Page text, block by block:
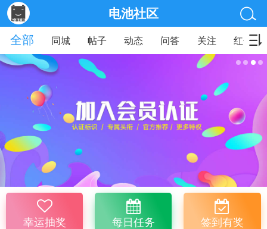
电池社区
全部
同城 帖子 动态 问答 关注 红包
幸运抽奖 每日任务 签到有奖